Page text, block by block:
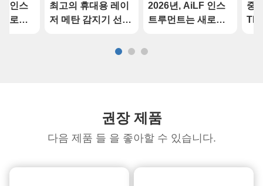
인스
로운
최고의 휴대용 레이
저 메탄 감지기 선택
2026년, AiLF 인스
트루먼트는 새로운
중
권장 제품
다음 제품 들 을 좋아할 수 있습니다.